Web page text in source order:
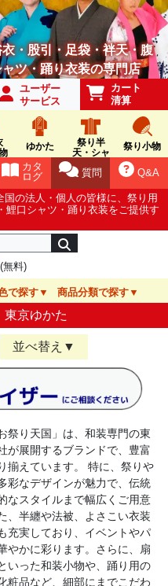
・股引・足袋・袢天・腹
ツ・踊り衣装の専門店
ユーザー
サービス
カート
清算
ゆかた
祭り半
天・シャ
祭り小物
Q&A
質問
カタ
ログ
の法人・個人の皆様に、祭り用
鯉口シャツ・踊り衣装をご提供す
(無料)
で探す 商品分類で探す
東京ゆかた
並べ替え
祭り天国」は、和装専門の東
が展開するブランドで、豊富
揃えています。 特に、祭りや
彩なデザインが魅力で、伝統
なスタイルまで幅広くご用意
、半纏や法被、よさこい衣装
充実しており、イベントやパ
やかに彩ります。​さらに、扇
いった和装小物や、踊り用の
粧品など、細部にまでこだわ